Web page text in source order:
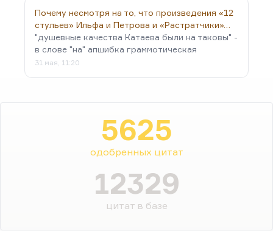
Почему несмотря на то, что произведения «12
стульев» Ильфа и Петрова и «Растратчики»…
"душевные качества Катаева были на таковы" -
в слове "на" апшибка граммотическая
31 мая, 11:20
5625
одобренных цитат
12329
цитат в базе